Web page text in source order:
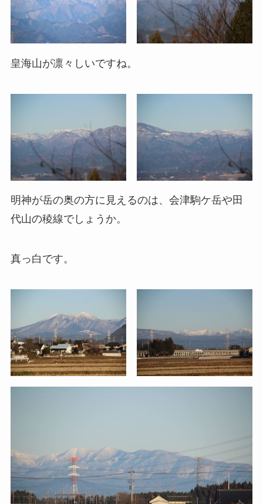
皇海山が凛々しいですね。
明神が岳の奥の方に見えるのは、会津駒ケ岳や田
代山の稜線でしょうか。
真っ白です。